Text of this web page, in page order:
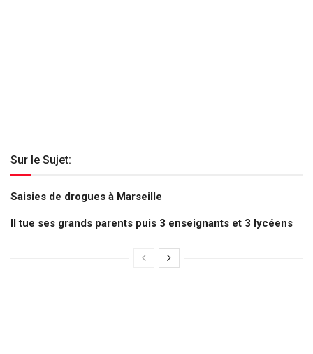
Sur le Sujet:
Saisies de drogues à Marseille
Il tue ses grands parents puis 3 enseignants et 3 lycéens